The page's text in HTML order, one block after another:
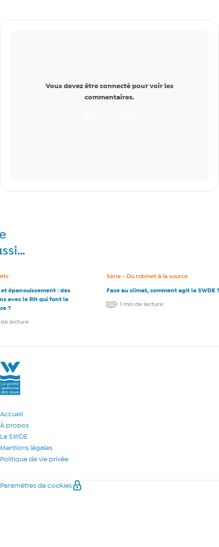
Commentaires
Vous devez être connecté pour voir les
commentaires.
épanouissement : des
avec le RH qui font la
?
:
de lecture
Face au climat, comment agit la SWDE
Catégorie :
Série - Du robinet à la source
< 1 min de lecture
La Société Wallonne des Eaux
Accueil
À propos
La SWDE
Mentions légales
Politique de vie privée
Paramètres de cookies